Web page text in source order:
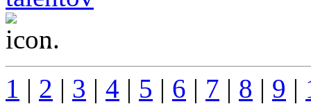
...
1 | 2 | 3 | 4 | 5 | 6 | 7 | 8 | 9 |